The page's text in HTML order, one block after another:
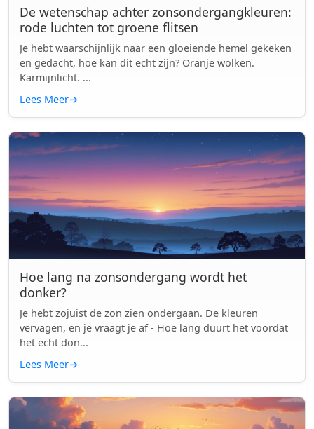
De wetenschap achter zonsondergangkleuren:
rode luchten tot groene flitsen
Je hebt waarschijnlijk naar een gloeiende hemel gekeken
en gedacht, hoe kan dit echt zijn? Oranje wolken.
Karmijnlicht. ...
Lees Meer→
Hoe lang na zonsondergang wordt het
donker?
Je hebt zojuist de zon zien ondergaan. De kleuren
vervagen, en je vraagt je af - Hoe lang duurt het voordat
het echt don...
Lees Meer→